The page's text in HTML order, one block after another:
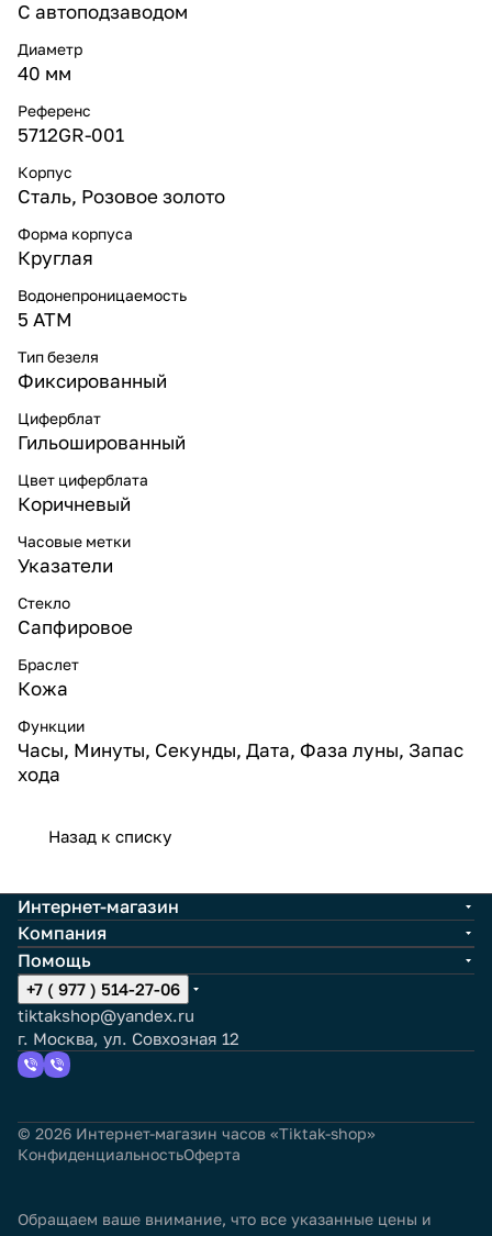
С автоподзаводом
Диаметр
40 мм
Референс
5712GR-001
Корпус
Сталь, Розовое золото
Форма корпуса
Круглая
Водонепроницаемость
5 ATM
Тип безеля
Фиксированный
Циферблат
Гильошированный
Цвет циферблата
Коричневый
Часовые метки
Указатели
Стекло
Сапфировое
Браслет
Кожа
Функции
Часы, Минуты, Секунды, Дата, Фаза луны, Запас
хода
Назад к списку
Интернет-магазин
Компания
Помощь
+7 ( 977 ) 514-27-06
tiktakshop@yandex.ru
г. Москва, ул. Совхозная 12
© 2026 Интернет-магазин часов «Tiktak-shop»
КонфиденциальностьОферта
Обращаем ваше внимание, что все указанные цены и